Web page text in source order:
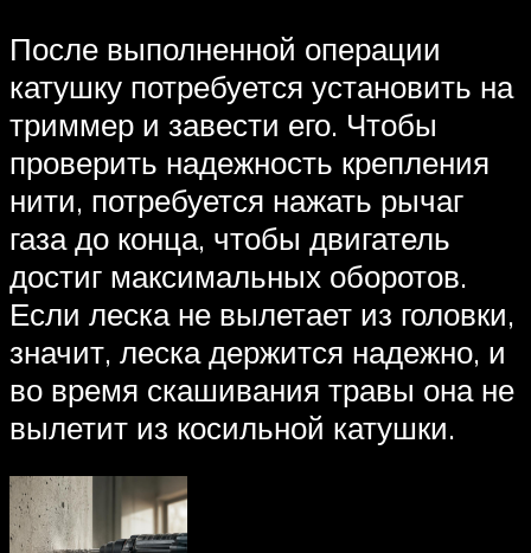
После выполненной операции
катушку потребуется установить на
триммер и завести его. Чтобы
проверить надежность крепления
нити, потребуется нажать рычаг
газа до конца, чтобы двигатель
достиг максимальных оборотов.
Если леска не вылетает из головки,
значит, леска держится надежно, и
во время скашивания травы она не
вылетит из косильной катушки.